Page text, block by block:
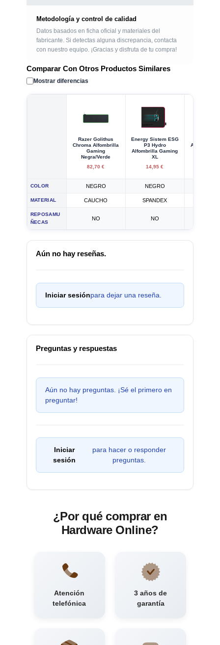
Metodología y control de calidad
Datos basados en ficha oficial y materiales del
fabricante. Si detectas alguna discrepancia, contacta
con nuestro equipo. ¡Gracias y disfruta de tu compra!
Comparar Con Otros Productos Similares
Mostrar diferencias
Razer Golithus
Chroma Alfombrilla
Gaming
Negra/Verde
82,70 €
Energy Sistem ESG
P3 Hydro
Alfombrilla Gaming
XL
14,95 €
Alfombrilla
COLOR NEGRO NEGRO
MATERIAL CAUCHO SPANDEX
REPOSAMU
ÑECAS
NO NO
Aún no hay reseñas.
Iniciar sesiónpara dejar una reseña.
Preguntas y respuestas
Aún no hay preguntas. ¡Sé el primero en
preguntar!
Iniciar
sesión
para hacer o responder
preguntas.
¿Por qué comprar en
Hardware Online?
Atención
telefónica
3 años de
garantía